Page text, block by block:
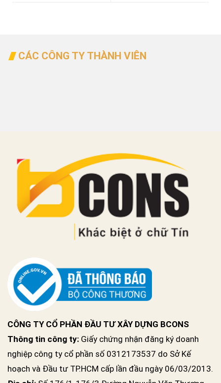
CÁC CÔNG TY THÀNH VIÊN
CÔNG TY CỔ PHẦN ĐẦU TƯ XÂY DỰNG BCONS
Thông tin công ty: Giấy chứng nhận đăng ký doanh
nghiệp công ty cổ phần số 0312173537 do Sở Kế
hoạch và Đầu tư TP.HCM cấp lần đầu ngày 06/03/2013.